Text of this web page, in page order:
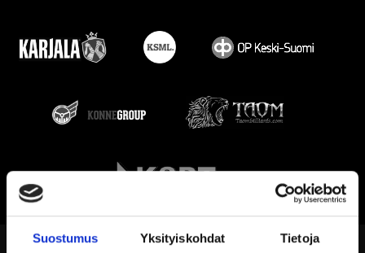
Suostumus Yksityiskohdat Tietoja